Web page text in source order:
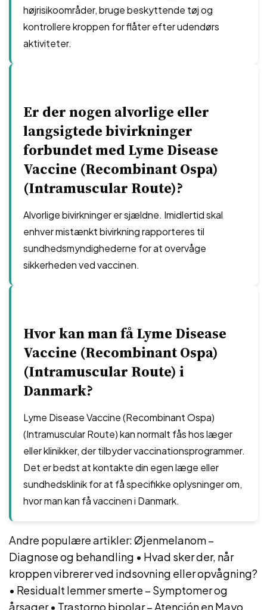
højrisikoområder, bruge beskyttende tøj og
kontrollere kroppen for flåter efter udendørs
aktiviteter.
Er der nogen alvorlige eller
langsigtede bivirkninger
forbundet med Lyme Disease
Vaccine (Recombinant Ospa)
(Intramuscular Route)?
Alvorlige bivirkninger er sjældne. Imidlertid skal
enhver mistænkt bivirkning rapporteres til
sundhedsmyndighederne for at overvåge
sikkerheden ved vaccinen.
Hvor kan man få Lyme Disease
Vaccine (Recombinant Ospa)
(Intramuscular Route) i
Danmark?
Lyme Disease Vaccine (Recombinant Ospa)
(Intramuscular Route) kan normalt fås hos læger
eller klinikker, der tilbyder vaccinationsprogrammer.
Det er bedst at kontakte din egen læge eller
sundhedsklinik for at få specifikke oplysninger om,
hvor man kan få vaccinen i Danmark.
Andre populære artikler:Øjenmelanom –
Diagnose og behandling • Hvad sker der, når
kroppen vibrerer ved indsovning eller opvågning?
• Residualt lemmer smerte – Symptomer og
årsager• Trastorno bipolar – Atención en Mayo